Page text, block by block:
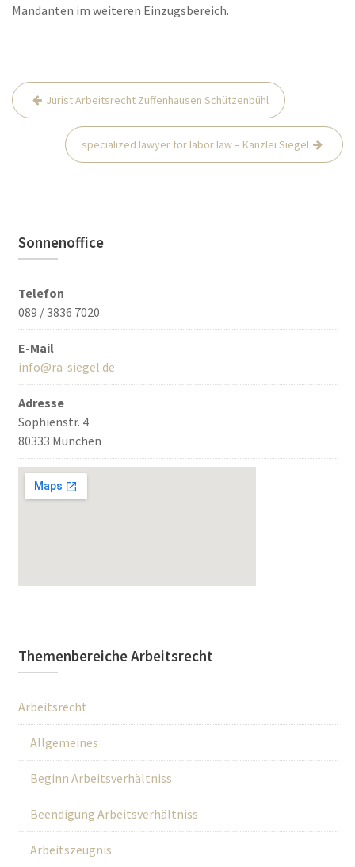
Mandanten im weiteren Einzugsbereich.
Beitrags-
Navigation
Jurist Arbeitsrecht Zuffenhausen Schützenbühl
specialized lawyer for labor law – Kanzlei Siegel
Sonnenoffice
Telefon
089 / 3836 7020
E-Mail
info@ra-siegel.de
Adresse
Sophienstr. 4
80333 München
Themenbereiche Arbeitsrecht
Arbeitsrecht
Allgemeines
Beginn Arbeitsverhältniss
Beendigung Arbeitsverhältniss
Arbeitszeugnis